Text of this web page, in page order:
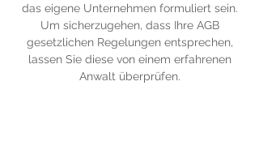
das eigene Unternehmen formuliert sein.
Um sicherzugehen, dass Ihre AGB
gesetzlichen Regelungen entsprechen,
lassen Sie diese von einem erfahrenen
Anwalt überprüfen.